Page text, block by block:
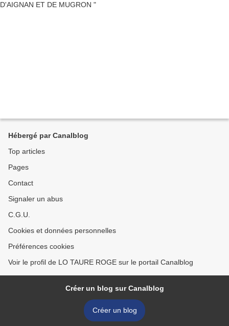
Hébergé par Canalblog
Top articles
Pages
Contact
Signaler un abus
C.G.U.
Cookies et données personnelles
Préférences cookies
Voir le profil de LO TAURE ROGE sur le portail Canalblog
Créer un blog sur Canalblog
Créer un blog